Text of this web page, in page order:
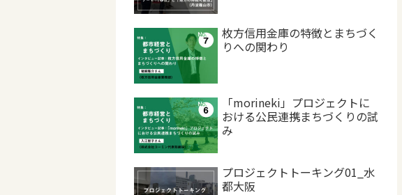
枚方信用金庫の特徴とまちづく
りへの関わり
「morineki」プロジェクトに
おける公民連携まちづくりの試
み
プロジェクトトーキング01_水
都大阪